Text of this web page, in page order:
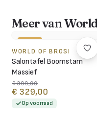
Meer van
WORLD OF BROSI
Salontafel Boomstam
Massief
€ 399,00
€ 329,00
Op voorraad